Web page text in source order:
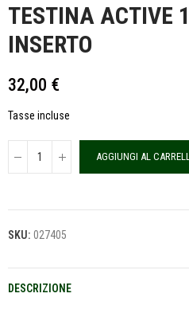
TESTINA ACTIVE
INSERTO
32,00 €
Tasse incluse
AGGIUNGI AL
SKU: 027405
DESCRIZIONE